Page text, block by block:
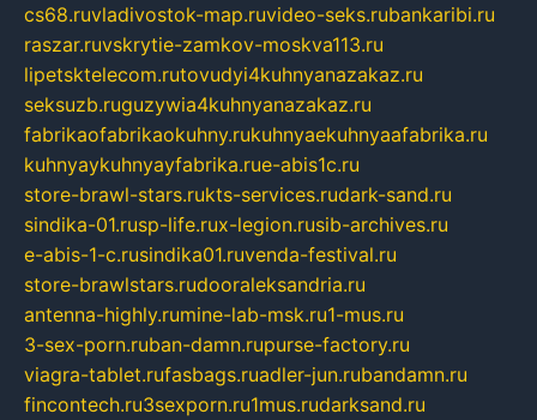
cs68.ruvladivostok-map.ruvideo-seks.rubankaribi.ru
raszar.ruvskrytie-zamkov-moskva113.ru
lipetsktelecom.rutovudyi4kuhnyanazakaz.ru
seksuzb.ruguzywia4kuhnyanazakaz.ru
fabrikaofabrikaokuhny.rukuhnyaekuhnyaafabrika.ru
kuhnyaykuhnyayfabrika.rue-abis1c.ru
store-brawl-stars.rukts-services.rudark-sand.ru
sindika-01.rusp-life.rux-legion.rusib-archives.ru
e-abis-1-c.rusindika01.ruvenda-festival.ru
store-brawlstars.rudooraleksandria.ru
antenna-highly.rumine-lab-msk.ru1-mus.ru
3-sex-porn.ruban-damn.rupurse-factory.ru
viagra-tablet.rufasbags.ruadler-jun.rubandamn.ru
fincontech.ru3sexporn.ru1mus.rudarksand.ru